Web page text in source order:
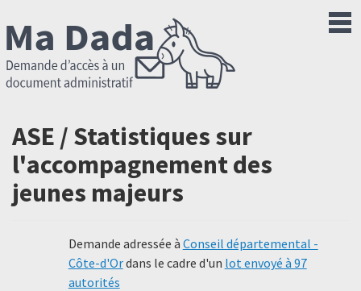
ASE / Statistiques sur
l'accompagnement des
jeunes majeurs
Demande adressée à Conseil départemental -
Côte-d'Ordans le cadre d'un lot envoyé à 97
autorités